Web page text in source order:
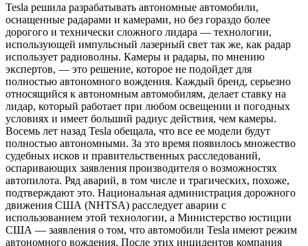
Tesla решила разрабатывать автономные автомобили,
оснащенные радарами и камерами, но без гораздо более
дорогого и технически сложного лидара — технологии,
использующей импульсный лазерный свет так же, как радар
использует радиоволны. Камеры и радары, по мнению
экспертов, — это решение, которое не подойдет для
полностью автономного вождения. Каждый бренд, серьезно
относящийся к автономным автомобилям, делает ставку на
лидар, который работает при любом освещении и погодных
условиях и имеет больший радиус действия, чем камеры.
Восемь лет назад Tesla обещала, что все ее модели будут
полностью автономными. За это время появилось множество
судебных исков и правительственных расследований,
оспаривающих заявления производителя о возможностях
автопилота. Ряд аварий, в том числе и трагических, похоже,
подтверждают это. Национальная администрация дорожного
движения США (NHTSA) расследует аварии с
использованием этой технологии, а Министерство юстиции
США — заявления о том, что автомобили Tesla имеют режим
автономного вождения. После этих инцидентов компания